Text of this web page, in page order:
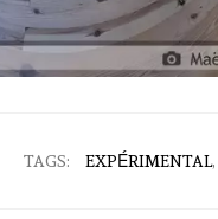
TAGS: EXPÉRIMENTAL,